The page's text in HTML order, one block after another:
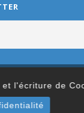
l'écriture de